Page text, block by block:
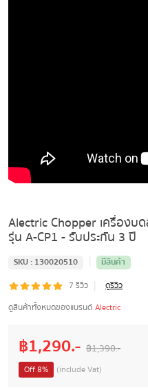
Alectric Chopper เครื่องบ
รุ่น A-CP1 - รับประกัน 3 ปี
SKU : 130020510 |
มีสินค้า
7 รีวิว |
ดูรีวิว
ดูสินค้าทั้งหมดของแบรนด์ Alectric
฿1,290.- ฿1,390.-
Off8% (include Vat)